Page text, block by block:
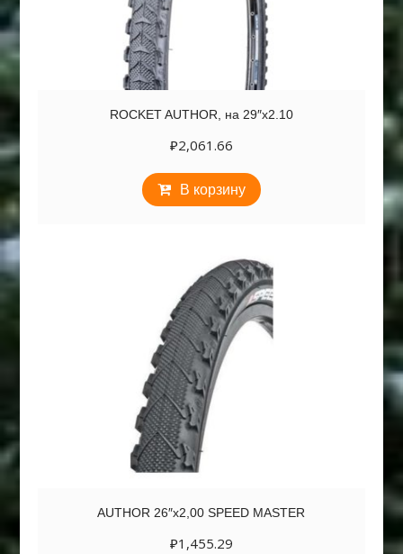
ROCKET AUTHOR, на 29″х2.10
₽2,061.66
В корзину
AUTHOR 26″х2,00 SPEED MASTER
₽1,455.29